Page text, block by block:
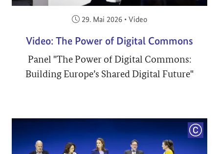
Veröffentlicht am:
29. Mai 2026 • Video
Video: The Power of Digital Commons
Panel "The Power of Digital Commons:
Building Europe’s Shared Digital Future"